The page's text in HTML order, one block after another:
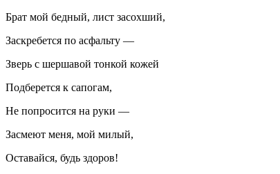
Брат мой бедный, лист засохший,
Заскребется по асфальту —
Зверь с шершавой тонкой кожей
Подберется к сапогам,
Не попросится на руки —
Засмеют меня, мой милый,
Оставайся, будь здоров!